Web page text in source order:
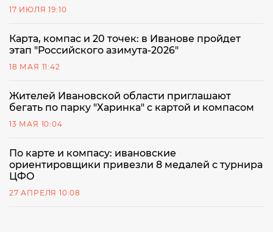
17 ИЮЛЯ 19:10
Карта, компас и 20 точек: в Иванове пройдет
этап "Российского азимута-2026"
18 МАЯ 11:42
Жителей Ивановской области приглашают
бегать по парку "Харинка" с картой и компасом
13 МАЯ 10:04
По карте и компасу: ивановские
ориентировщики привезли 8 медалей с турнира
ЦФО
27 АПРЕЛЯ 10:08